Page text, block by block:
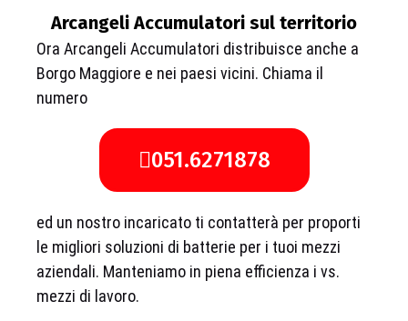
Arcangeli Accumulatori sul territorio
Ora Arcangeli Accumulatori distribuisce anche a
Borgo Maggiore e nei paesi vicini. Chiama il
numero
051.6271878
ed un nostro incaricato ti contatterà per proporti
le migliori soluzioni di batterie per i tuoi mezzi
aziendali. Manteniamo in piena efficienza i vs.
mezzi di lavoro.